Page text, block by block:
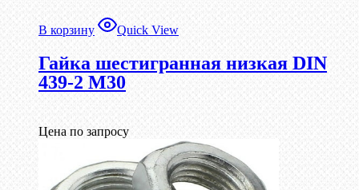
В корзину Quick View
Гайка шестигранная низкая DIN
439-2 М30
Цена по запросу